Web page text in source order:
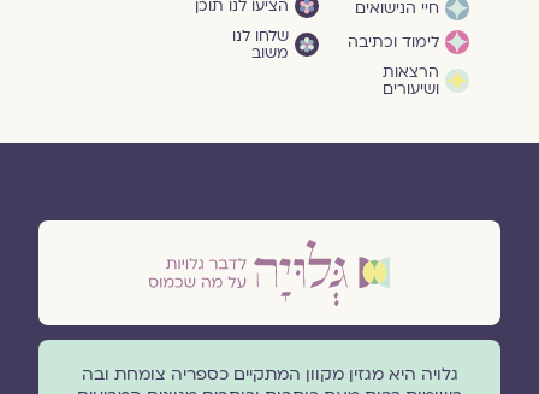
חיי הנישואים
לימוד וכתיבה
הרצאות
ושיעורים
הציעו לנו תוכן
שלחו לנו
משוב
גלויה היא מגזין מקוון המתקיים כספריה צומחת ובה